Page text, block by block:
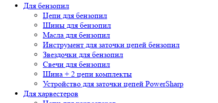
Для бензопил
Цепи для бензопил
Шины для бензопил
Масла для бензопил
Инструмент для заточки цепей бензопил
Звездочки для бензопил
Свечи для бензопил
Шина + 2 цепи комплекты
Устройство для заточки цепей PowerSharp
Для харвестеров